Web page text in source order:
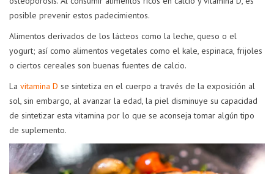
posible prevenir estos padecimientos.
Alimentos derivados de los lácteos como la leche, queso o el
yogurt; así como alimentos vegetales como el kale, espinaca, frijoles
o ciertos cereales son buenas fuentes de calcio.
La vitamina D se sintetiza en el cuerpo a través de la exposición al
sol, sin embargo, al avanzar la edad, la piel disminuye su capacidad
de sintetizar esta vitamina por lo que se aconseja tomar algún tipo
de suplemento.